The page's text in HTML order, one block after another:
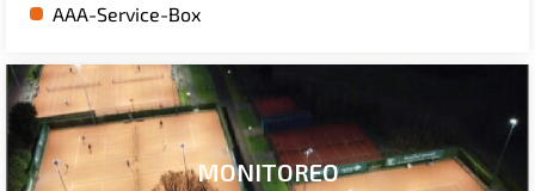
AAA-Service-Box
MONITOREO